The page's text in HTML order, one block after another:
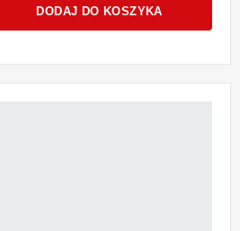
DODAJ DO KOSZYKA